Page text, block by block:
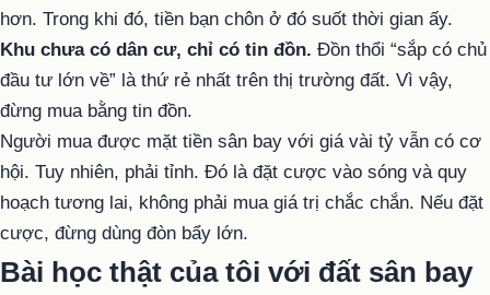
hơn. Trong khi đó, tiền bạn chôn ở đó suốt thời gian ấy.
Khu chưa có dân cư, chỉ có tin đồn. Đồn thổi “sắp có chủ
đầu tư lớn về” là thứ rẻ nhất trên thị trường đất. Vì vậy,
đừng mua bằng tin đồn.
Người mua được mặt tiền sân bay với giá vài tỷ vẫn có cơ
hội. Tuy nhiên, phải tỉnh. Đó là đặt cược vào sóng và quy
hoạch tương lai, không phải mua giá trị chắc chắn. Nếu đặt
cược, đừng dùng đòn bẩy lớn.
Bài học thật của tôi với đất sân bay